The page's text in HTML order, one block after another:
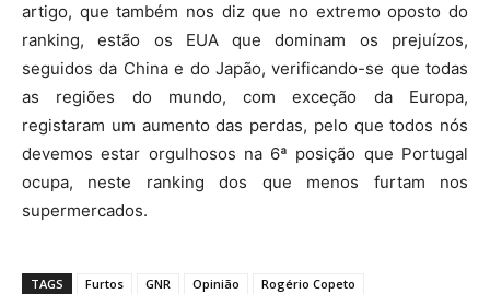
artigo, que também nos diz que no extremo oposto do
ranking, estão os EUA que dominam os prejuízos,
seguidos da China e do Japão, verificando-se que todas
as regiões do mundo, com exceção da Europa,
registaram um aumento das perdas, pelo que todos nós
devemos estar orgulhosos na 6ª posição que Portugal
ocupa, neste ranking dos que menos furtam nos
supermercados.
TAGS Furtos GNR Opinião
Rogério Copeto